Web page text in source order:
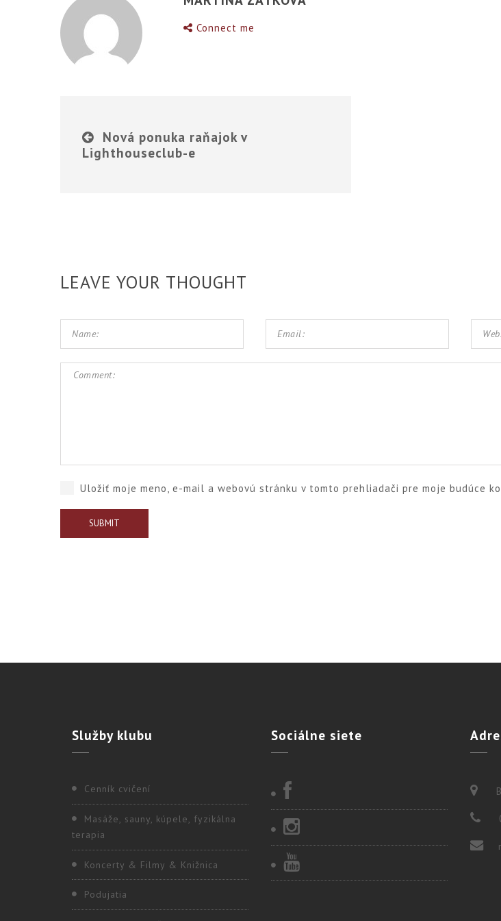
Connect me
Nová ponuka raňajok v
Lighthouseclub-e
LEAVE YOUR THOUGHT
Uložiť moje meno, e-mail a webovú stránku v tomto prehliadači pre moje budúce
Službyklubu
Cenník cvičení
Masáže, sauny, kúpele, fyzikálna
terapia
Koncerty & Filmy & Knižnica
Podujatia
Sociálne siete